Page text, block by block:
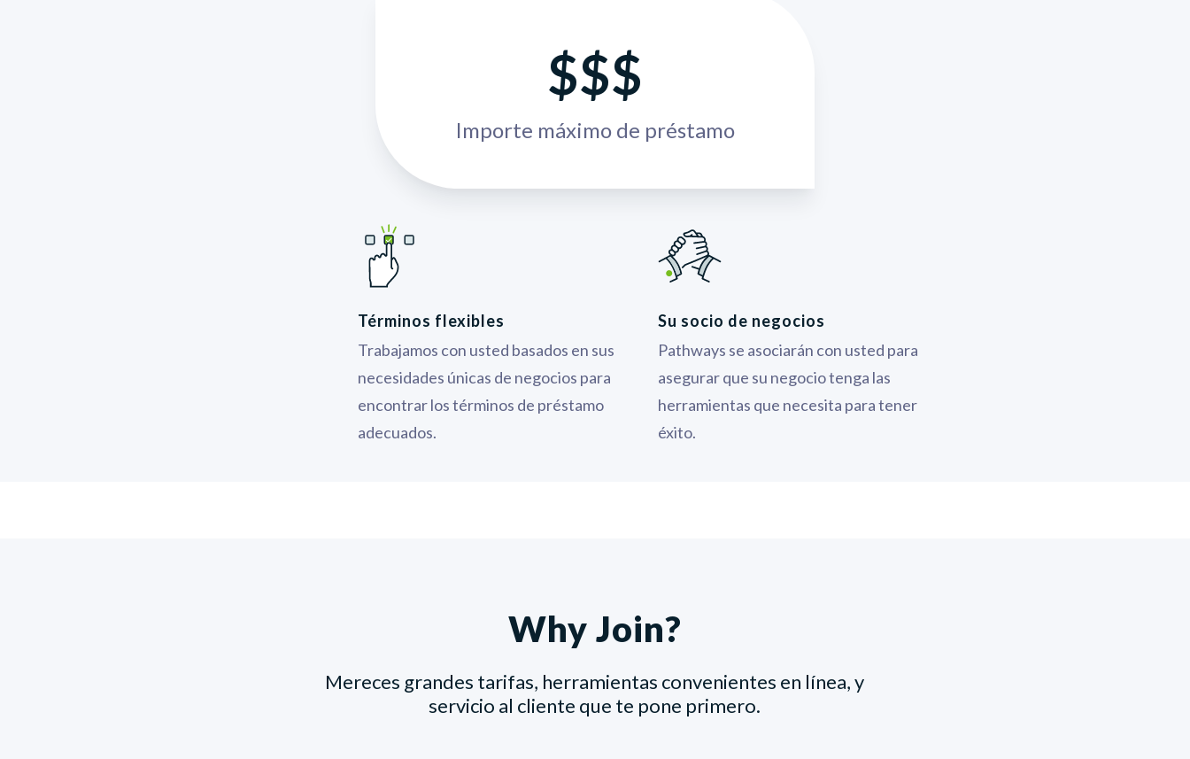
$$$
Importe máximo de préstamo
Términos flexibles
Trabajamos con usted basados en sus
necesidades únicas de negocios para
encontrar los términos de préstamo
adecuados.
Su socio de negocios
Pathways se asociarán con usted para
asegurar que su negocio tenga las
herramientas que necesita para tener
éxito.
Why Join?
Mereces grandes tarifas, herramientas convenientes en línea, y
servicio al cliente que te pone primero.